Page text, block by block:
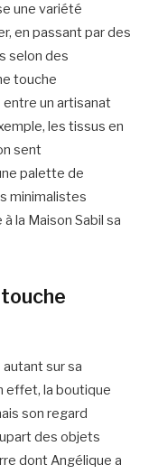
une variété
en passant par des
selon des
touche
un artisanat
les tissus en
sent
palette de
minimalistes
la Maison Sabil sa
sur sa
effet, la boutique
son regard
des objets
dont Angélique a